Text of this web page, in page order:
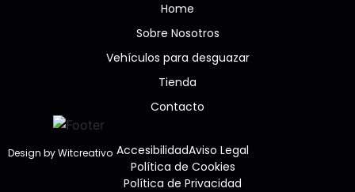
Home
Sobre Nosotros
Vehículos para desguazar
Tienda
Contacto
Design by Witcreativo AccesibilidadAviso Legal
Política de Cookies
Política de Privacidad